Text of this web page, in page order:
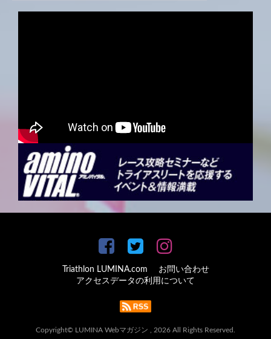
Triathlon LUMINA.com
お問い合わせ
アクセスデータの利用について
Copyright© LUMINA Webマガジン , 2026 All Rights Reserved.